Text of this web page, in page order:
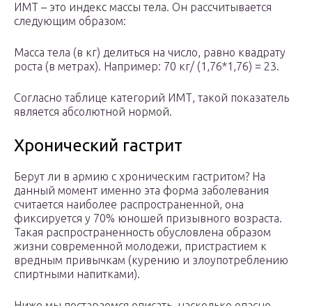
ИМТ – это индекс массы тела. Он рассчитывается
следующим образом:
Масса тела (в кг) делиться на число, равно квадрату
роста (в метрах). Например: 70 кг/ (1,76*1,76) = 23.
Согласно таблице категорий ИМТ, такой показатель
является абсолютной нормой.
Хронический гастрит
Берут ли в армию с хроническим гастритом? На
данный момент именно эта форма заболевания
считается наиболее распространенной, она
фиксируется у 70% юношей призывного возраста.
Такая распространенность обусловлена образом
жизни современной молодежи, пристрастием к
вредным привычкам (курению и злоупотреблению
спиртными напитками).